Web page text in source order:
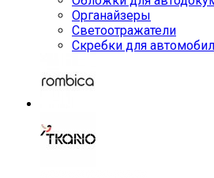
Органайзеры
Светоотражатели
Скребки для